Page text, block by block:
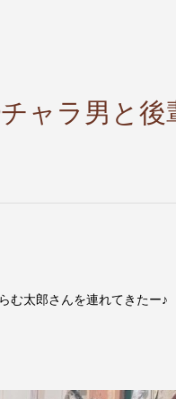
ャラ男と後
む太郎さんを連れてきたー♪